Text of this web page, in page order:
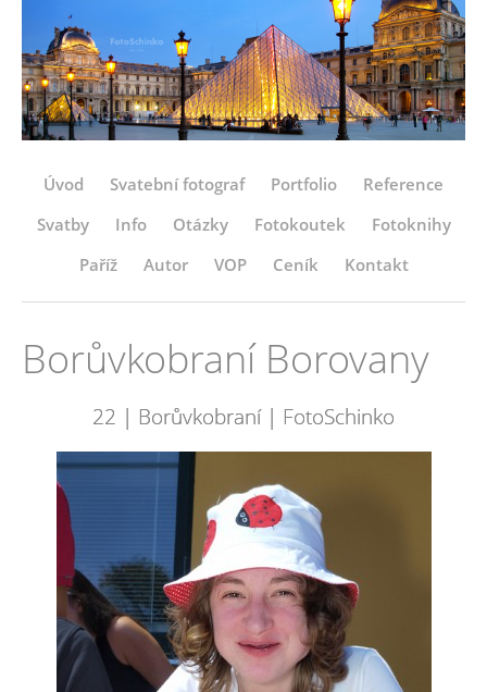
Úvod Svatební fotograf Portfolio
Reference
Svatby
Info Otázky Fotokoutek
Fotoknihy
Paříž
Autor VOP Ceník Kontakt
Borůvkobraní Borovany
22 | Borůvkobraní | FotoSchinko